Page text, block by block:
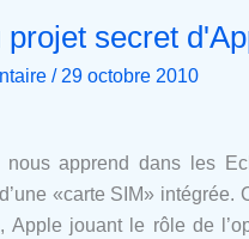
projet secret
/ 29 octobre 2010
nous apprend dans les
«carte SIM» intégrée.
Apple jouant le rôle de